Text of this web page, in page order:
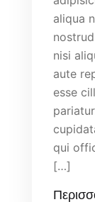
aliqua
nisi
aute
esse
qui
[…]